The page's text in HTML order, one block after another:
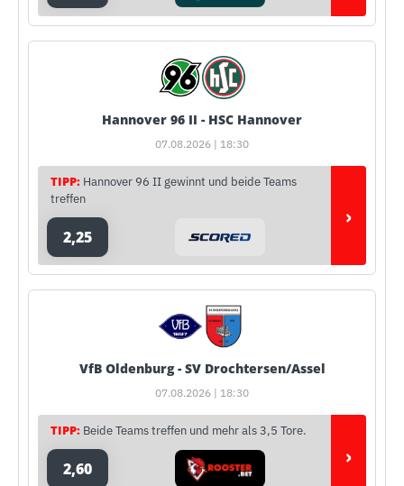
Hannover 96 II - HSC Hannover
07.08.2026 | 18:30
TIPP: Hannover 96 II gewinnt und beide Teams
treffen
2,25
›
VfB Oldenburg - SV Drochtersen/Assel
07.08.2026 | 18:30
TIPP: Beide Teams treffen und mehr als 3,5 Tore.
2,60 ›